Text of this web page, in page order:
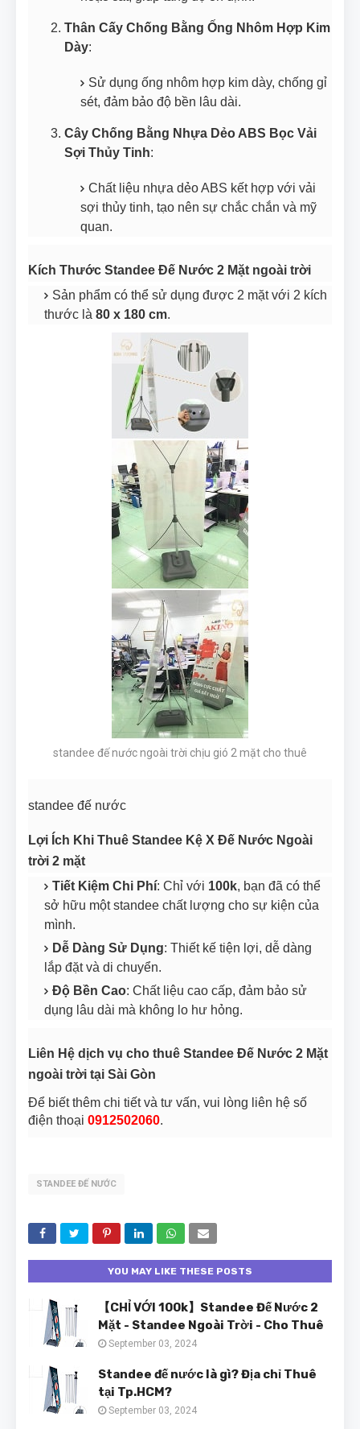
Thân Cấy Chống Bằng Ống Nhôm Hợp Kim
Dày:
Sử dụng ống nhôm hợp kim dày, chống gỉ
sét, đảm bảo độ bền lâu dài.
Cây Chống Bằng Nhựa Dẻo ABS Bọc Vải
Sợi Thủy Tinh:
Chất liệu nhựa dẻo ABS kết hợp với vải
sợi thủy tinh, tạo nên sự chắc chắn và mỹ
quan.
Kích Thước Standee Đế Nước 2 Mặt ngoài trời
Sản phẩm có thể sử dụng được 2 mặt với 2 kích
thước là 80 x 180 cm.
standee đế nước ngoài trời chịu gió 2 mặt cho thuê
standee đế nước
Lợi Ích Khi Thuê Standee Kệ X Đế Nước Ngoài
trời 2 mặt
Tiết Kiệm Chi Phí: Chỉ với 100k, bạn đã có thể
sở hữu một standee chất lượng cho sự kiện của
mình.
Dễ Dàng Sử Dụng: Thiết kế tiện lợi, dễ dàng
lắp đặt và di chuyển.
Độ Bền Cao: Chất liệu cao cấp, đảm bảo sử
dụng lâu dài mà không lo hư hỏng.
Liên Hệ dịch vụ cho thuê Standee Đế Nước 2 Mặt
ngoài trời tại Sài Gòn
Để biết thêm chi tiết và tư vấn, vui lòng liên hệ số
điện thoại 0912502060.
STANDEE ĐẾ NƯỚC
YOU MAY LIKE THESE POSTS
【CHỈ VỚI 100k】Standee Đế Nước 2
Mặt - Standee Ngoài Trời - Cho Thuê
September 03, 2024
Standee đế nước là gì? Địa chỉ Thuê
tại Tp.HCM?
September 03, 2024